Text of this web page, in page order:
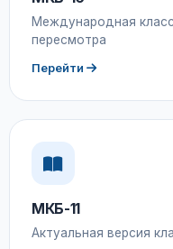
Международная
пересмотра
Перейти
МКБ-11
Актуальная версия